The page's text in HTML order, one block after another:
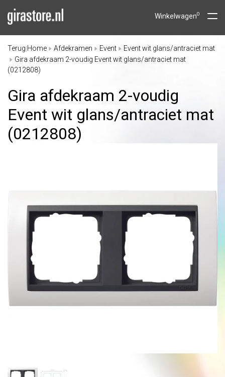
Winkelwagen0
Terug Home Afdekramen Event
Event wit glans/antraciet mat
Gira afdekraam 2-voudig Event wit glans/antraciet mat
(0212808)
Gira afdekraam 2-voudig
Event wit glans/antraciet mat
(0212808)